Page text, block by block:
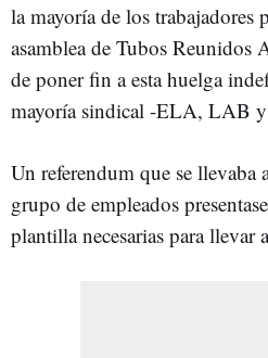
la mayoría de los trabajadores
asamblea de Tubos Reunidos
de poner fin a esta huelga
mayoría sindical -ELA, LAB
Un referendum que se llevaba
grupo de empleados
plantilla necesarias para llevar